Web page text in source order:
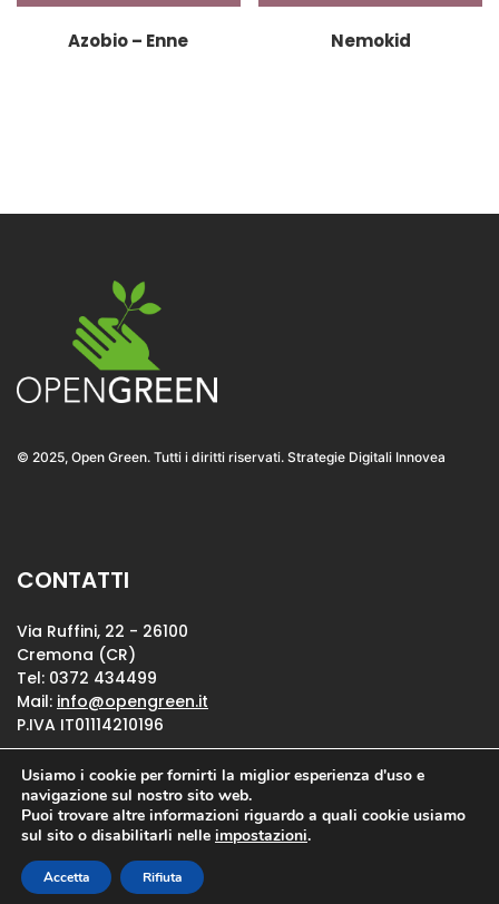
Azobio – Enne Nemokid
© 2025, Open Green. Tutti i diritti riservati. Strategie Digitali Innovea
CONTATTI
Via Ruffini, 22 - 26100
Cremona (CR)
Tel: 0372 434499
Mail: info@opengreen.it
P.IVA IT01114210196
Privacy Policy
Cookie Policy
@ 2024 - Tutti i diritti riservati.
Usiamo i cookie per fornirti la miglior esperienza d'uso e
navigazione sul nostro sito web.
Puoi trovare altre informazioni riguardo a quali cookie usiamo
sul sito o disabilitarli nelle impostazioni.
Accetta Rifiuta